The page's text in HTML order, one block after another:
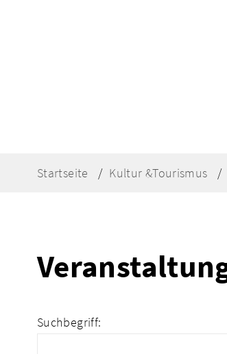
Startseite Kultur &Tourismus
Suchbegriff: